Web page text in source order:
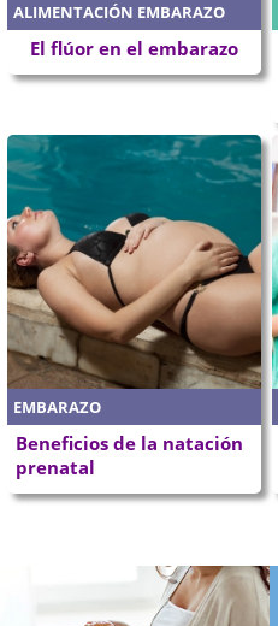
ALIMENTACIÓN EMBARAZO
El flúor en el embarazo
EMBARAZO
Beneficios de la natación
prenatal